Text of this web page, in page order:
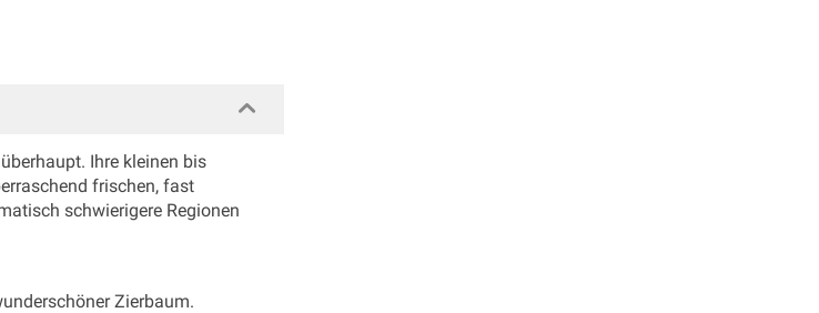
Ihre kleinen bis
frischen, fast
schwierigere Regionen
Zierbaum.